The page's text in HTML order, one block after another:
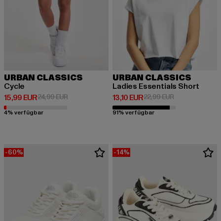
URBAN CLASSICS
Cycle
15,99 EUR
Derzeitiger Preis: 15,99 EUR
24,99 EURAktionspreis: 24,99 EUR
4% verfügbar
URBAN CLASSICS
Ladies Essentials Short
13,10 EUR
Derzeitiger Preis: 13,10 EUR
22,99 EURAktionspreis:
91% verfügbar
-60% -14%